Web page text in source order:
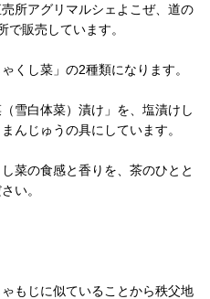
所アグリマルシェよこぜ、道の
販売しています。
くし菜」の2種類になります。
雪白体菜）漬け」を、塩漬けし
んじゅうの具にしています。
菜の食感と香りを、茶のひとと
い。
もじに似ていることから秩父地